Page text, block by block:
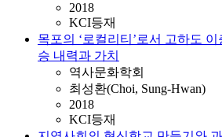
2018
KCI등재
목포의 ‘로컬리티’로서 고하도
승 내력과 가치
역사문화학회
최성환(Choi, Sung-Hwan)
2018
KCI등재